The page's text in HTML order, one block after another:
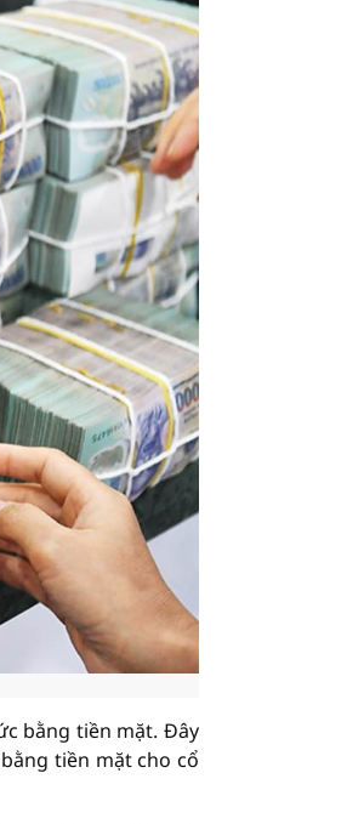
bằng tiền mặt. Đây
tiền mặt cho cổ